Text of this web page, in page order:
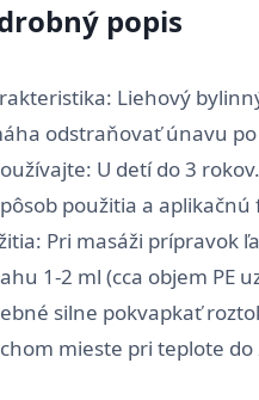
popis
Liehový
odstraňovať únavu
U detí do 3
použitia a
Pri masáži prípravok
1-2 ml (cca objem PE
silne pokvapkať